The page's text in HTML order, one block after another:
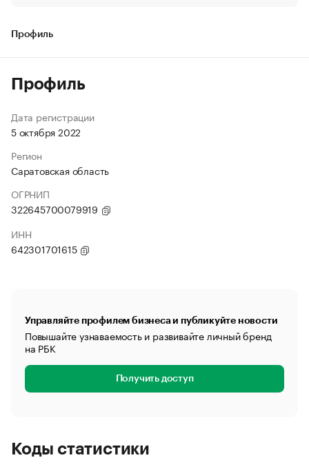
Профиль
Профиль
Дата регистрации
5 октября 2022
Регион
Саратовская область
ОГРНИП
322645700079919
ИНН
642301701615
Управляйте профилем бизнеса и публикуйте новости
Повышайте узнаваемость и развивайте личный бренд
на РБК
Получить доступ
Коды статистики